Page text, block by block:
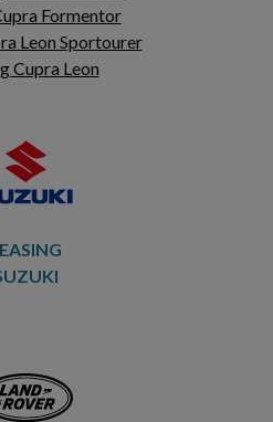
Formentor
Leon Sportourer
Cupra Leon